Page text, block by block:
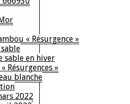
« Résurgence »
sable en hiver
Résurgences »
blanche
2022